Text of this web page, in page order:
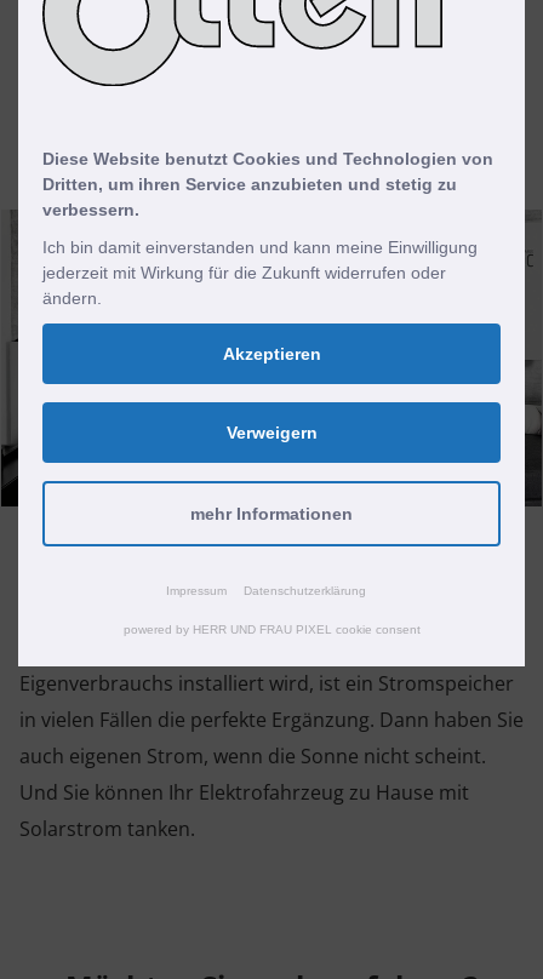
Photovoltaik-Anlage. Ob für Gewerbe oder
Privathaushalte: Wir installieren Ihre PV-Anlage nicht
nur, sondern zeigen Ihnen im Vorfeld auf, wie sich der
Solarstrom ganz nach Bedarf nutzen.
Eigenverbrauchs installiert wird, ist ein Stromspeicher
in vielen Fällen die perfekte Ergänzung. Dann haben Sie
auch eigenen Strom, wenn die Sonne nicht scheint.
Und Sie können Ihr Elektrofahrzeug zu Hause mit
Solarstrom tanken.
Diese Website benutzt Cookies und Technologien von
Dritten, um ihren Service anzubieten und stetig zu
verbessern.
Ich bin damit einverstanden und kann meine Einwilligung
jederzeit mit Wirkung für die Zukunft widerrufen oder
ändern.
Akzeptieren
Verweigern
mehr Informationen
Impressum Datenschutzerklärung
powered by HERR UND FRAU PIXEL cookie consent